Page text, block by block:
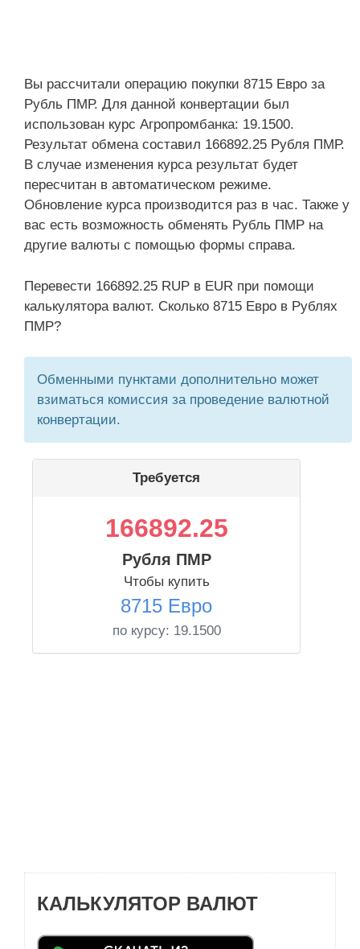
Вы рассчитали операцию покупки 8715 Евро за
Рубль ПМР. Для данной конвертации был
использован курс Агропромбанка: 19.1500.
Результат обмена составил 166892.25 Рубля ПМР.
В случае изменения курса результат будет
пересчитан в автоматическом режиме.
Обновление курса производится раз в час. Также у
вас есть возможность обменять Рубль ПМР на
другие валюты с помощью формы справа.
Перевести 166892.25 RUP в EUR при помощи
калькулятора валют. Сколько 8715 Евро в Рублях
ПМР?
Обменными пунктами дополнительно может
взиматься комиссия за проведение валютной
конвертации.
Требуется
166892.25
Рубля ПМР
Чтобы купить
8715 Евро
по курсу: 19.1500
КАЛЬКУЛЯТОР ВАЛЮТ